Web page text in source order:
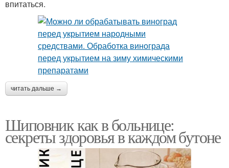
впитаться.
читать дальше →
Шиповник как в больнице:
секреты здоровья в каждом бутоне